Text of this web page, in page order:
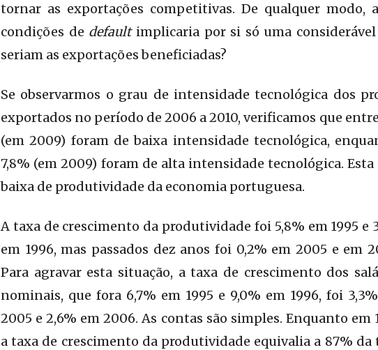
tornar as exportações competitivas. De qualquer modo,
condições de defaultimplicaria por si só uma considerável
seriam as exportações beneficiadas?
Se observarmos o grau de intensidade tecnológica dos
exportados no período de 2006 a 2010, verificamos que entre
(em 2009) foram de baixa intensidade tecnológica,
7,8% (em 2009) foram de alta intensidade tecnológica.
baixa de produtividade da economia portuguesa.
A taxa de crescimento da produtividade foi 5,8% em 1995 e
em 1996, mas passados dez anos foi 0,2% em 2005 e em
Para agravar esta situação, a taxa de crescimento dos
nominais, que fora 6,7% em 1995 e 9,0% em 1996, foi
2005 e 2,6% em 2006. As contas são simples. Enquanto em
a taxa de crescimento da produtividade equivalia a 87% da